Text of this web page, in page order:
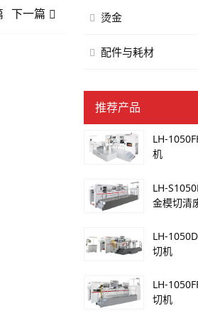
下一篇 烫金
配件与耗材
推荐产品
LH-
机
LH-
金模切清
LH-
切机
LH-
切机